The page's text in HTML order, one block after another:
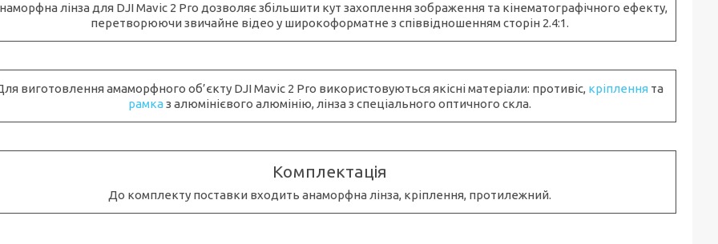
лінза для DJI Mavic 2 Pro дозволяє збільшити кут захоплення зображення та кінематографічного ефекту,
перетворюючи звичайне відео у широкоформатне з співвідношенням сторін 2.4:1.
виготовлення амаморфного об’єкту DJI Mavic 2 Pro використовуються якісні матеріали: противіс, кріплення та
рамказ алюмінієвого алюмінію, лінза з спеціального оптичного скла.
Комплектація
До комплекту поставки входить анаморфна лінза, кріплення, протилежний.